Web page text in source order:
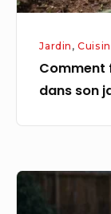
jardin
Jardin ,
Comment
dans son
Comment